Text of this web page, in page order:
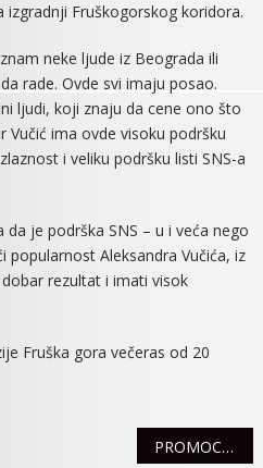
izgradnji Fruškogorskog koridora.
neke ljude iz Beograda ili
rade. Ovde svi imaju posao.
ljudi, koji znaju da cene ono što
Vučić ima ovde visoku podršku
i veliku podršku listi SNS-a
je podrška SNS – u i veća nego
Aleksandra Vučića, iz
rezultat i imati visok
Fruška gora večeras od 20
PROMOCIJA ZBORNIKA SVETOGORAC BROJ 3